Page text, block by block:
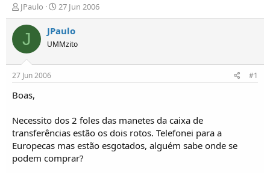
I
n
i
i
d
o
r
T
ó
p
i
JPaulo
D
a
t
d
o
27 Jun 2006
J JPaulo
UMMzito
27 Jun 2006 #1
Boas,
Necessito dos 2 foles das manetes da caixa de
transferências estão os dois rotos. Telefonei para a
Europecas mas estão esgotados, alguém sabe onde se
podem comprar?